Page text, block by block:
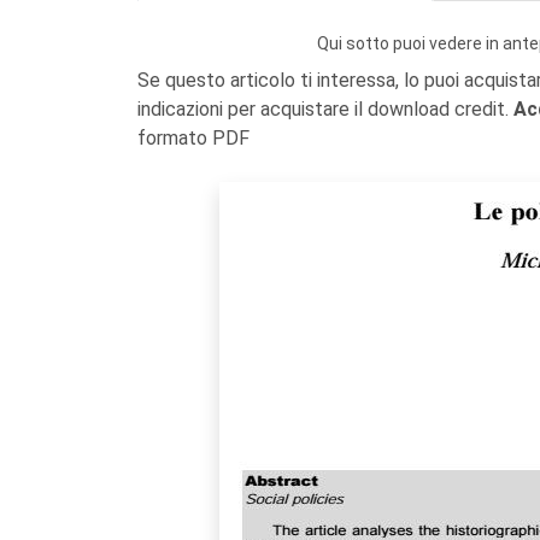
Qui sotto puoi vedere in
Se questo articolo ti interessa, lo puoi
indicazioni per acquistare il download credit.
formato PDF